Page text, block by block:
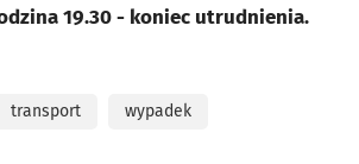
19.30 - koniec utrudnienia.
transport wypadek